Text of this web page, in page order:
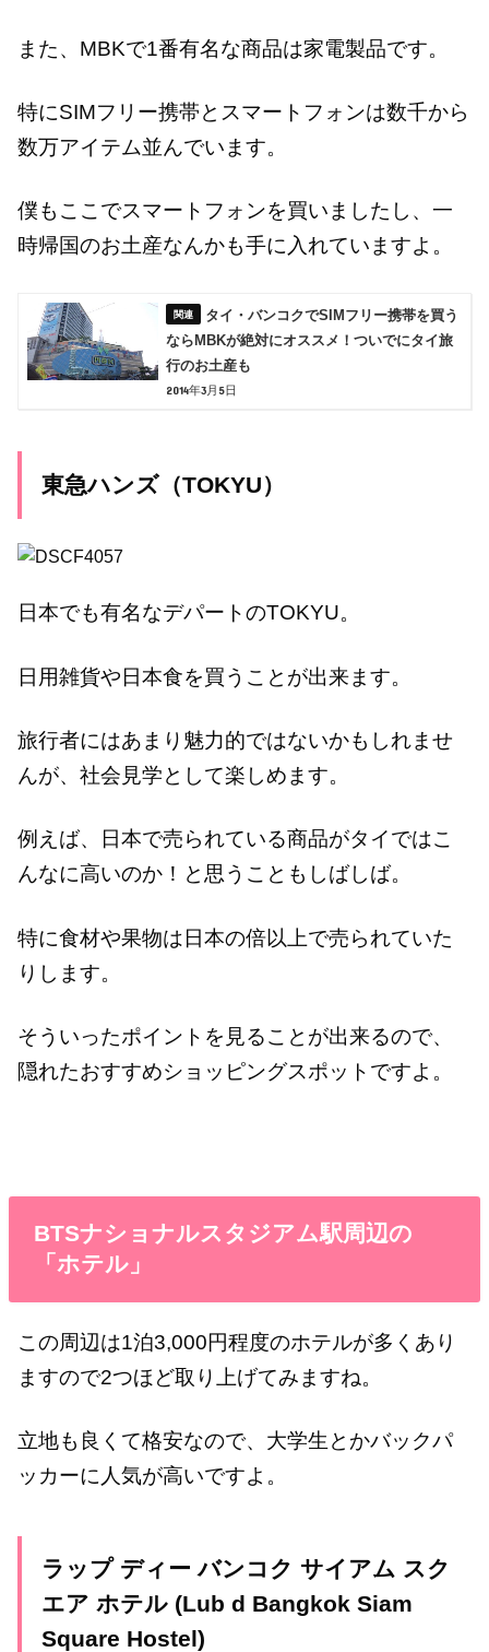
また、MBKで1番有名な商品は家電製品です。
特にSIMフリー携帯とスマートフォンは数千から
数万アイテム並んでいます。
僕もここでスマートフォンを買いましたし、一
時帰国のお土産なんかも手に入れていますよ。
タイ・バンコクでSIMフリー携帯を買う
ならMBKが絶対にオススメ！ついでにタイ旅
行のお土産も
2014年3月5日
東急ハンズ（TOKYU）
日本でも有名なデパートのTOKYU。
日用雑貨や日本食を買うことが出来ます。
旅行者にはあまり魅力的ではないかもしれませ
んが、社会見学として楽しめます。
例えば、日本で売られている商品がタイではこ
んなに高いのか！と思うこともしばしば。
特に食材や果物は日本の倍以上で売られていた
りします。
そういったポイントを見ることが出来るので、
隠れたおすすめショッピングスポットですよ。
BTSナショナルスタジアム駅周辺の
「ホテル」
この周辺は1泊3,000円程度のホテルが多くあり
ますので2つほど取り上げてみますね。
立地も良くて格安なので、大学生とかバックパ
ッカーに人気が高いですよ。
ラップ ディー バンコク サイアム スク
エア ホテル(Lub d Bangkok Siam
Square Hostel)